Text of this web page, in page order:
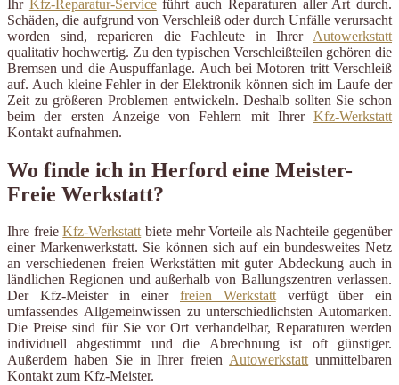
Ihr Kfz-Reparatur-Serviceführt auch Reparaturen aller Art durch.
Schäden, die aufgrund von Verschleiß oder durch Unfälle verursacht
worden sind, reparieren die Fachleute in Ihrer Autowerkstatt
qualitativ hochwertig. Zu den typischen Verschleißteilen gehören die
Bremsen und die Auspuffanlage. Auch bei Motoren tritt Verschleiß
auf. Auch kleine Fehler in der Elektronik können sich im Laufe der
Zeit zu größeren Problemen entwickeln. Deshalb sollten Sie schon
beim der ersten Anzeige von Fehlern mit Ihrer Kfz-Werkstatt
Kontakt aufnahmen.
Wo finde ich in Herford eine Meister-
Freie Werkstatt?
Ihre freieKfz-Werkstattbiete mehr Vorteile als Nachteile gegenüber
einer Markenwerkstatt. Sie können sich auf ein bundesweites Netz
an verschiedenen freien Werkstätten mit guter Abdeckung auch in
ländlichen Regionen und außerhalb von Ballungszentren verlassen.
Der Kfz-Meister in einer freien Werkstattverfügt über ein
umfassendes Allgemeinwissen zu unterschiedlichsten Automarken.
Die Preise sind für Sie vor Ort verhandelbar, Reparaturen werden
individuell abgestimmt und die Abrechnung ist oft günstiger.
Außerdem haben Sie in Ihrer freienAutowerkstattunmittelbaren
Kontakt zum Kfz-Meister.